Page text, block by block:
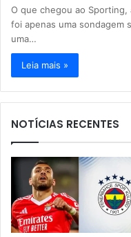
O que chegou ao
foi apenas uma sondagem
uma…
Leia mais »
NOTÍCIAS RECENTES